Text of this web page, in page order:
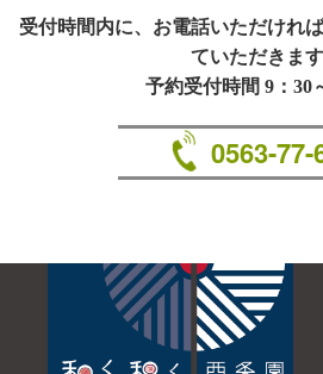
受付時間内に、お電話いただけれ
ていただきます
予約受付時間 9：30
0563-77-